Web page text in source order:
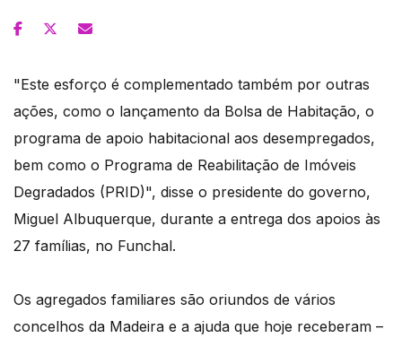
"Este esforço é complementado também por outras
ações, como o lançamento da Bolsa de Habitação, o
programa de apoio habitacional aos desempregados,
bem como o Programa de Reabilitação de Imóveis
Degradados (PRID)", disse o presidente do governo,
Miguel Albuquerque, durante a entrega dos apoios às
27 famílias, no Funchal.
Os agregados familiares são oriundos de vários
concelhos da Madeira e a ajuda que hoje receberam –